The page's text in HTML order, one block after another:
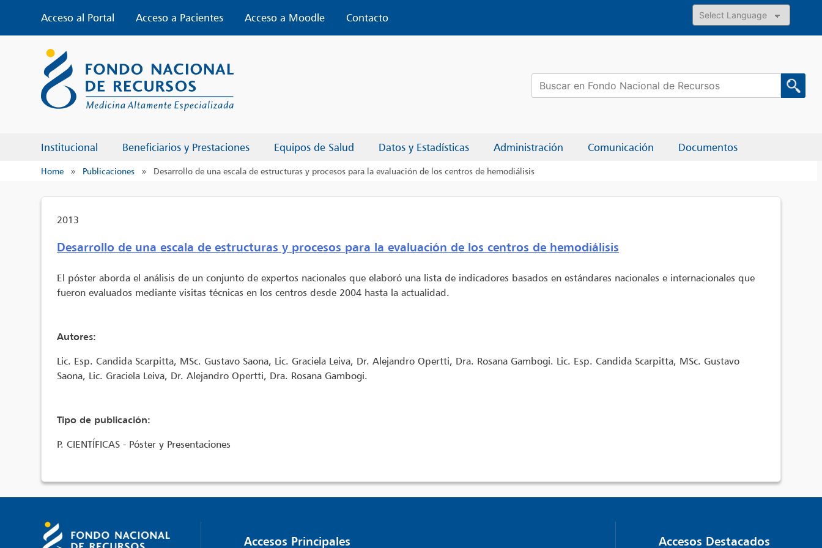
content
Acceso al Portal Acceso a Pacientes Acceso a Moodle
Contacto
Powered by
Institucional Beneficiarios y Prestaciones Equipos de Salud Datos y Estadísticas Administración Comunicación Documentos
Buscar:
Home » Publicaciones » Desarrollo de una escala de estructuras y procesos para la evaluación de los centros de hemodiálisis
2013
Desarrollo de una escala de estructuras y procesos para la evaluación de los centros de hemodiálisis
El póster aborda el análisis de un conjunto de expertos nacionales que elaboró una lista de indicadores basados en estándares nacionales e internacionales que
fueron evaluados mediante visitas técnicas en los centros desde 2004 hasta la actualidad.
Autores:
Lic. Esp. Candida Scarpitta, MSc. Gustavo Saona, Lic. Graciela Leiva, Dr. Alejandro Opertti, Dra. Rosana Gambogi. Lic. Esp. Candida Scarpitta, MSc. Gustavo
Saona, Lic. Graciela Leiva, Dr. Alejandro Opertti, Dra. Rosana Gambogi.
Tipo de publicación:
P. CIENTÍFICAS - Póster y Presentaciones
Accesos Principales Accesos Destacados